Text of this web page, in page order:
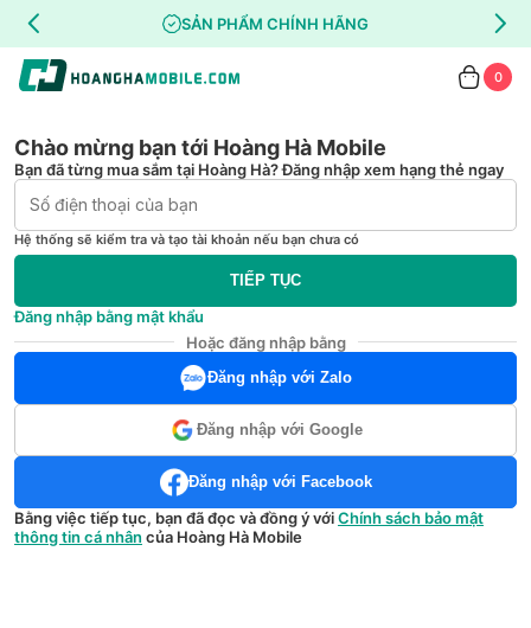
SẢN PHẨM CHÍNH HÃNG
0
Chào mừng bạn tới Hoàng Hà Mobile
Bạn đã từng mua sắm tại Hoàng Hà? Đăng nhập xem hạng thẻ ngay
Hệ thống sẽ kiểm tra và tạo tài khoản nếu bạn chưa có
TIẾP TỤC
Đăng nhập bằng mật khẩu
Hoặc đăng nhập bằng
Đăng nhập với Zalo
Đăng nhập với Google
Đăng nhập với Facebook
Bằng việc tiếp tục, bạn đã đọc và đồng ý vớiChính sách bảo mật
thông tin cá nhân của Hoàng Hà Mobile